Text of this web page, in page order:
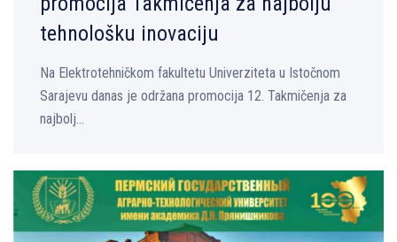
tehnološku inovaciju
Na Elektrotehničkom fakultetu Univerziteta u Istočnom
Sarajevu danas je održana promocija 12. Takmičenja za
najbolј...